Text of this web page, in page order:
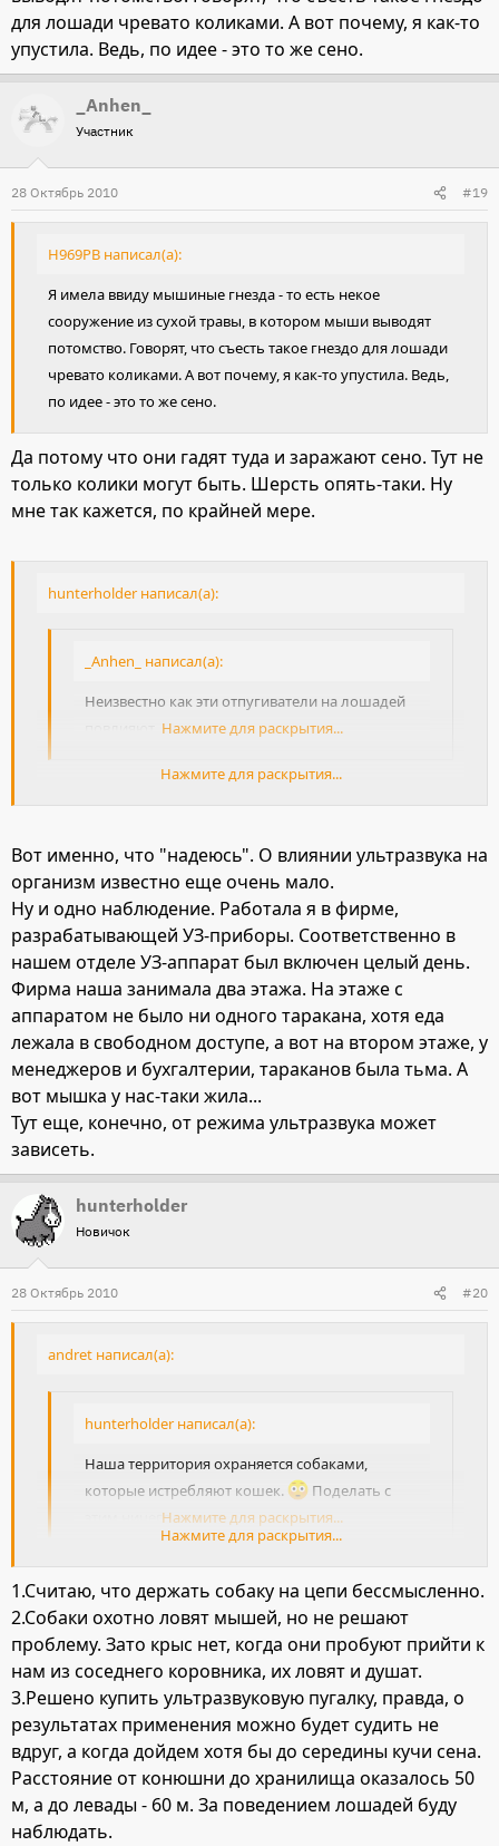
для лошади чревато коликами. А вот почему, я как-то
упустила. Ведь, по идее - это то же сено.
_Anhen_
Участник
28 Октябрь 2010 #19
Н969РВ написал(а):
Я имела ввиду мышиные гнезда - то есть некое
сооружение из сухой травы, в котором мыши выводят
потомство. Говорят, что съесть такое гнездо для лошади
чревато коликами. А вот почему, я как-то упустила. Ведь,
по идее - это то же сено.
Да потому что они гадят туда и заражают сено. Тут не
только колики могут быть. Шерсть опять-таки. Ну
мне так кажется, по крайней мере.
hunterholder написал(а):
_Anhen_ написал(а):
Неизвестно как эти отпугиватели на лошадей
Нажмите для раскрытия...
Если сено хранится в 30 м от конюшни, надеюсь, что
никак.
Нажмите для раскрытия...
Вот именно, что "надеюсь". О влиянии ультразвука на
организм известно еще очень мало.
Ну и одно наблюдение. Работала я в фирме,
разрабатывающей УЗ-приборы. Соответственно в
нашем отделе УЗ-аппарат был включен целый день.
Фирма наша занимала два этажа. На этаже с
аппаратом не было ни одного таракана, хотя еда
лежала в свободном доступе, а вот на втором этаже, у
менеджеров и бухгалтерии, тараканов была тьма. А
вот мышка у нас-таки жила...
Тут еще, конечно, от режима ультразвука может
зависеть.
hunterholder
Новичок
28 Октябрь 2010 #20
andret написал(а):
hunterholder написал(а):
Наша территория охраняется собаками,
которые истребляют кошек.
Поделать с
этим ничего нельзяНажмите для раскрытия...
У Вас выбор не слишком большой :
1) Сажаете собак на цепь и разводите котов.
2) Обучаете собак ловить мышей
3) Сами ловите мышей
:roll:
Нажмите для раскрытия...
1.Считаю, что держать собаку на цепи бессмысленно.
2.Собаки охотно ловят мышей, но не решают
проблему. Зато крыс нет, когда они пробуют прийти к
нам из соседнего коровника, их ловят и душат.
3.Решено купить ультразвуковую пугалку, правда, о
результатах применения можно будет судить не
вдруг, а когда дойдем хотя бы до середины кучи сена.
Расстояние от конюшни до хранилища оказалось 50
м, а до левады - 60 м. За поведением лошадей буду
наблюдать.